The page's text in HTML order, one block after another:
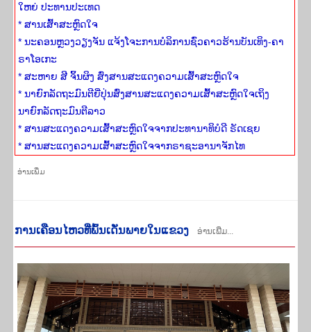
ໃຫຍ່ ປະທານປະເທດ
* ສານເສົ້າສະຫຼົດໃຈ
* ນະຄອນຫຼວງວຽງຈັນ ແຈ້ງໂຈະການບໍລິການຊົ່ວຄາວຮ້ານບັນເທິງ-ຄາ
ຣາໂອເກະ
* ສະຫາຍ ສີ ຈິ້ນຜິງ ສົ່ງສານສະແດງຄວາມເສົ້າສະຫຼົດໃຈ
* ນາຍົກລັດຖະມົນຕີຍີ່ປຸ່ນສົ່ງສານສະແດງຄວາມເສົ້າສະຫຼົດໃຈເຖິງ
ນາຍົກລັດຖະມົນຕີລາວ
* ສານສະແດງຄວາມເສົ້າສະຫຼົດໃຈຈາກປະທານາທິບໍດີ ຣັດເຊຍ
* ສານສະແດງຄວາມເສົ້າສະຫຼົດໃຈຈາກຣາຊະອານາຈັກໄທ
ອ່ານ​ເພີ່​ມ
ການ​ເຄືອນ​ໄຫວ​ທີ່​ພົ້ນ​ເດັ່ນພາຍ​ໃນ​ແຂວງ ອ່ານເພີ່ມ...